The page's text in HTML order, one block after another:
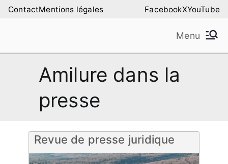
AllerContactMentions légales FacebookXYouTube
Amilure – Les Amis
de la Montagne de
Lure
Menu
Amilure dans la
presse
Revue de presse juridique